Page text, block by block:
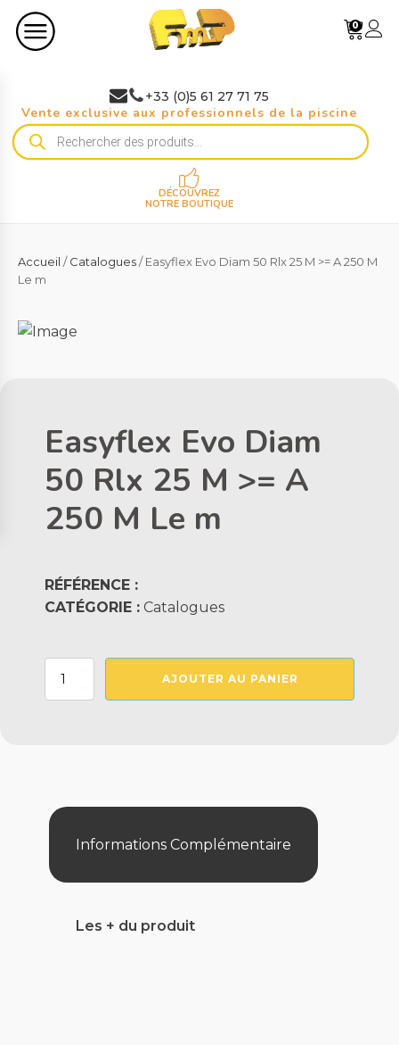
0
+33 (0)5 61 27 71 75
Vente exclusive aux professionnels de la piscine
Recherche
de
DÉCOUVREZ
NOTRE BOUTIQUE
Accueil /Catalogues/ Easyflex Evo Diam 50 Rlx 25 M >= A 250 M
Le m
Easyflex Evo Diam
50 Rlx 25 M >= A
250 M Le m
RÉFÉRENCE :
CATÉGORIE : Catalogues
quantité
>=
M
AJOUTER AU PANIER
Informations Complémentaire
Les + du produit